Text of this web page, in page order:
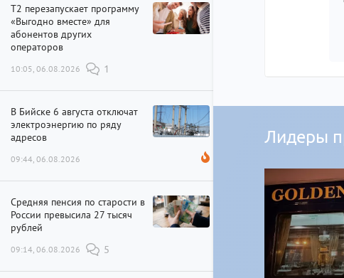
Т2 перезапускает программу
«Выгодно вместе» для
абонентов других
операторов
10:05, 06.08.2026 1
В Бийске 6 августа отключат
электроэнергию по ряду
адресов
09:44, 06.08.2026
Средняя пенсия по старости в
России превысила 27 тысяч
рублей
09:14, 06.08.2026 5
Лидеры